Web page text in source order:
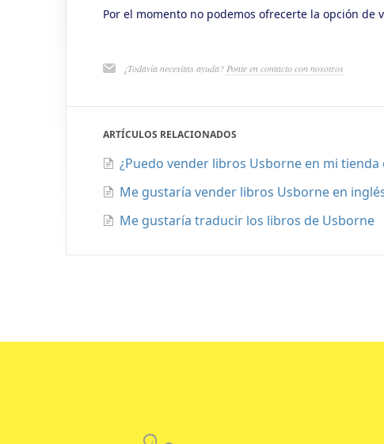
Por el momento no podemos ofrecerte la opción
¿Todavía necesitas ayuda?Ponte en contacto con nosotros
ARTÍCULOS RELACIONADOS
¿Puedo vender libros Usborne en mi tienda
Me gustaría vender libros Usborne en
Me gustaría traducir los libros de Usborne